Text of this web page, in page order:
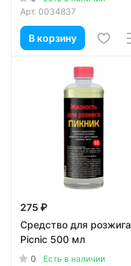
Арт. 0034837
В корзину
275 ₽
Средство для розжига
Picnic 500 мл
0
Есть в наличии